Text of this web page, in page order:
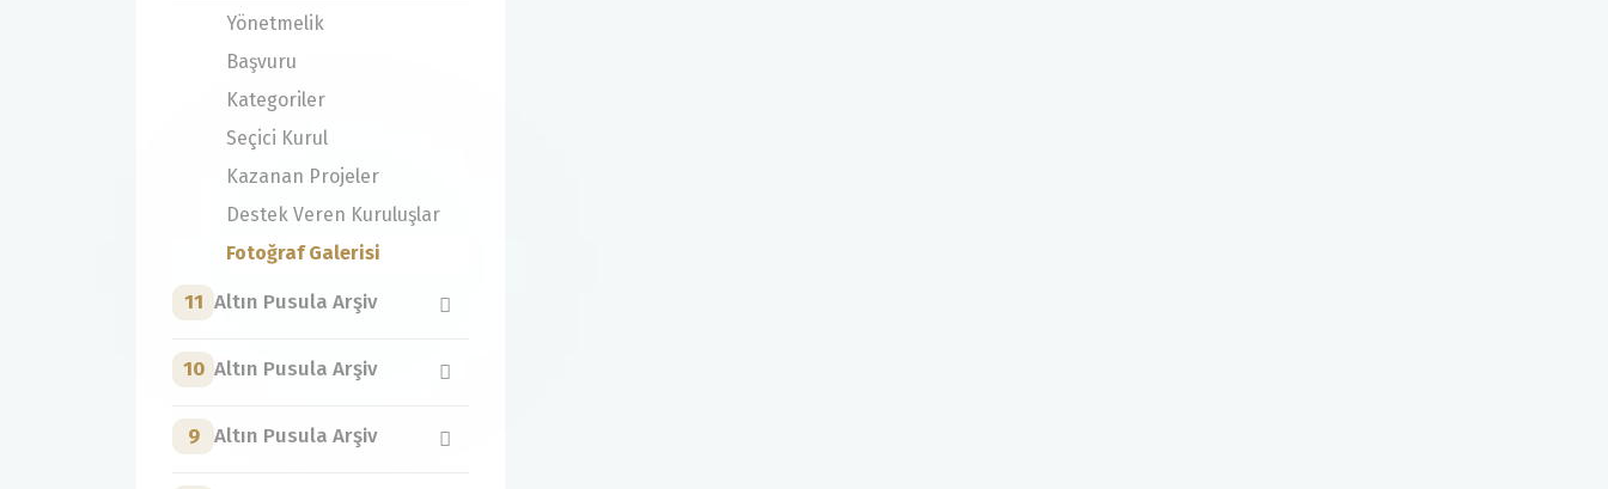
Yönetmelik
Başvuru
Kategoriler
Seçici Kurul
Kazanan Projeler
Destek Veren Kuruluşlar
Fotoğraf Galerisi
11 Altın Pusula Arşiv
10 Altın Pusula Arşiv
9 Altın Pusula Arşiv